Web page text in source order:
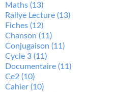
Maths (13)
Rallye Lecture (13)
Fiches (12)
Chanson (11)
Conjugaison (11)
Cycle 3 (11)
Documentaire (11)
Ce2 (10)
Cahier (10)